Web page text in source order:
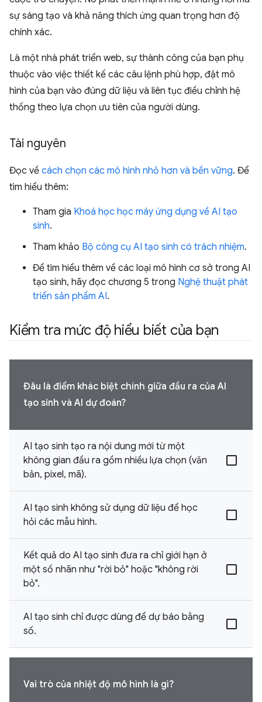
sự sáng tạo và khả năng thích ứng quan trọng hơn độ
chính xác.
Là một nhà phát triển web, sự thành công của bạn phụ
thuộc vào việc thiết kế các câu lệnh phù hợp, đặt mô
hình của bạn vào đúng dữ liệu và liên tục điều chỉnh hệ
thống theo lựa chọn ưu tiên của người dùng.
Tài nguyên
Đọc về cách chọn các mô hình nhỏ hơn và bền vững. Để
tìm hiểu thêm:
Tham gia Khoá học học máy ứng dụng về AI tạo
sinh.
Tham khảo Bộ công cụ AI tạo sinh có trách nhiệm.
Để tìm hiểu thêm về các loại mô hình cơ sở trong AI
tạo sinh, hãy đọc chương 5 trong Nghệ thuật phát
triển sản phẩm AI.
Kiểm tra mức độ hiểu biết của bạn
Đâu là điểm khác biệt chính giữa đầu ra của AI
tạo sinh và AI dự đoán?
AI tạo sinh tạo ra nội dung mới từ một
không gian đầu ra gồm nhiều lựa chọn (văn
bản, pixel, mã).
AI tạo sinh không sử dụng dữ liệu để học
hỏi các mẫu hình.
Kết quả do AI tạo sinh đưa ra chỉ giới hạn ở
một số nhãn như "rời bỏ" hoặc "không rời
bỏ".
AI tạo sinh chỉ được dùng để dự báo bằng
số.
Vai trò của nhiệt độ mô hình là gì?